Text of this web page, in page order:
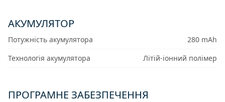
АКУМУЛЯТОР
Потужність акумулятора
280 mAh
Технологія акумулятора
Літій-іонний полімер
ПРОГРАМНЕ ЗАБЕЗПЕЧЕННЯ